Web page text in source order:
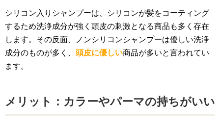
シリコン入りシャンプーは、シリコンが髪をコーティング
するため洗浄成分が強く頭皮の刺激となる商品も多く存在
します。その反面、ノンシリコンシャンプーは優しい洗浄
成分のものが多く、 頭皮に優しい商品が多いと言われてい
ます。
メリット：カラーやパーマの持ちがいい